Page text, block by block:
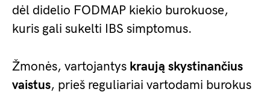
dėl didelio FODMAP kiekio burokuose,
kuris gali sukelti IBS simptomus.
Žmonės, vartojantys kraują skystinančius
vaistus, prieš reguliariai vartodami burokus